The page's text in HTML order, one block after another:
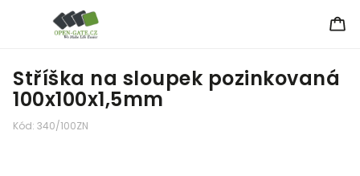
Stříška na sloupek pozinkovaná
100x100x1,5mm
Kód: 340/100ZN